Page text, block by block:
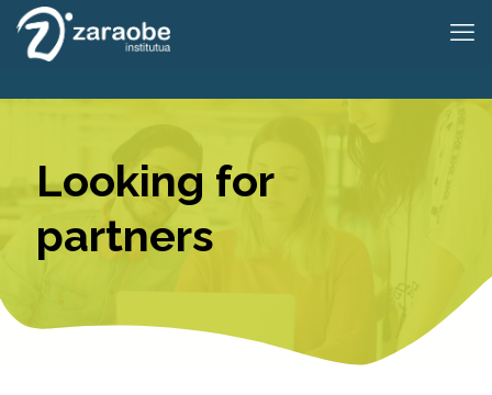
Looking for
partners